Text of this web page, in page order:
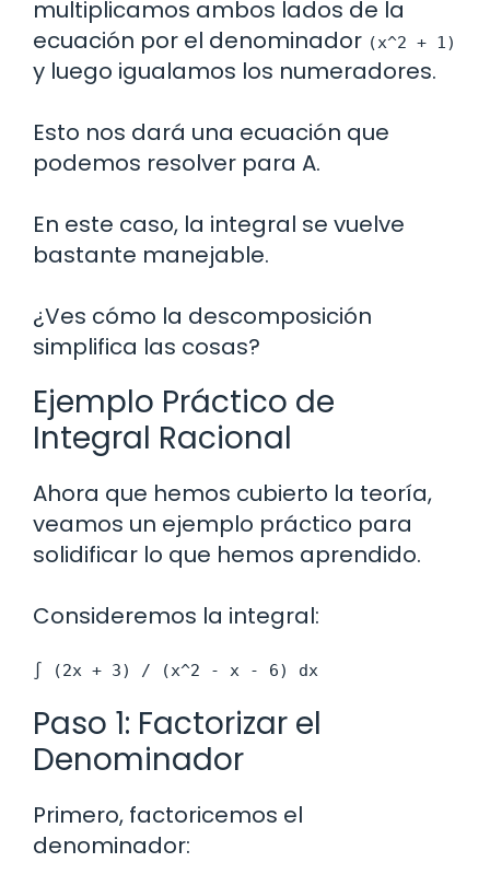
multiplicamos ambos lados de la
ecuación por el denominador (x^2 + 1)
y luego igualamos los numeradores.
Esto nos dará una ecuación que
podemos resolver para A.
En este caso, la integral se vuelve
bastante manejable.
¿Ves cómo la descomposición
simplifica las cosas?
Ejemplo Práctico de
Integral Racional
Ahora que hemos cubierto la teoría,
veamos un ejemplo práctico para
solidificar lo que hemos aprendido.
Consideremos la integral:
∫ (2x + 3) / (x^2 - x - 6) dx
Paso 1: Factorizar el
Denominador
Primero, factoricemos el
denominador: